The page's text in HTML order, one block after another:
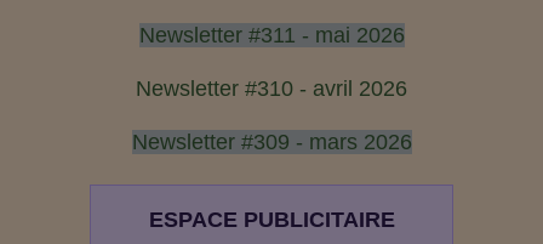
Newsletter #311 - mai 2026
Newsletter #310 - avril 2026
Newsletter #309 - mars 2026
ESPACE PUBLICITAIRE